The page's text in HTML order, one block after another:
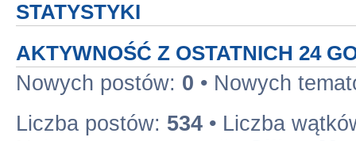
STATYSTYKI
AKTYWNOŚĆ Z OSTATNICH 24
Nowych postów: 0 • Nowych
Liczba postów: 534 • Liczba